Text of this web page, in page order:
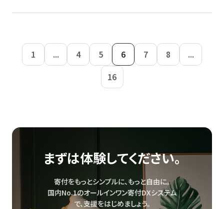
1 ... 4 5 6 7 8
...
16
まずは体験してください。
寄付をもっとシンプルに、もっと自由に。
国内No.1のオールインワン寄付DXシステム
で、支援をはじめましょう。